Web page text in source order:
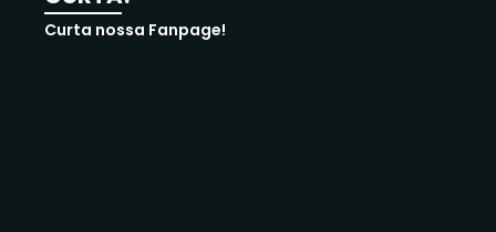
Curta nossa Fanpage!